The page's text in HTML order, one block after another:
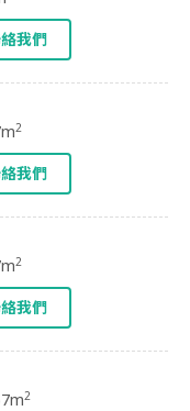
我們
2
我們
2
我們
2